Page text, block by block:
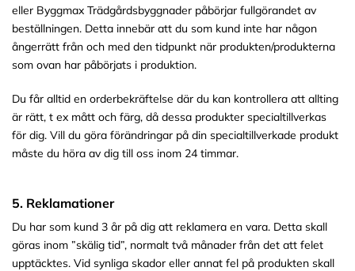
eller Byggmax Trädgårdsbyggnader påbörjar fullgörandet av
beställningen. Detta innebär att du som kund inte har någon
ångerrätt från och med den tidpunkt när produkten/produkterna
som ovan har påbörjats i produktion.
Du får alltid en orderbekräftelse där du kan kontrollera att allting
är rätt, t ex mått och färg, då dessa produkter specialtillverkas
för dig. Vill du göra förändringar på din specialtillverkade produkt
måste du höra av dig till oss inom 24 timmar.
5. Reklamationer
Du har som kund 3 år på dig att reklamera en vara. Detta skall
göras inom ”skälig tid”, normalt två månader från det att felet
upptäcktes. Vid synliga skador eller annat fel på produkten skall